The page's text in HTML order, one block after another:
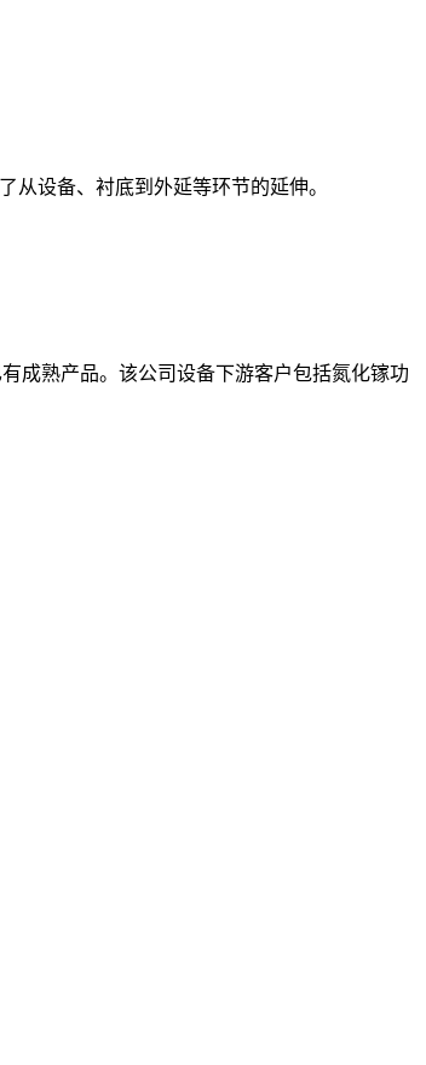
从设备、衬底到外延等环节的延伸。
成熟产品。该公司设备下游客户包括氮化镓功